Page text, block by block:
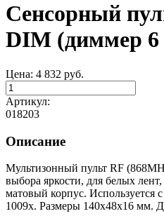
Сенсорный
DIM (диммер 6
Цена: 4 832 руб.
Артикул:
018203
Описание
Мультизонный пульт RF
выбора яркости, для белых
матовый корпус. Используется
1009x. Размеры 140х48х16 мм.